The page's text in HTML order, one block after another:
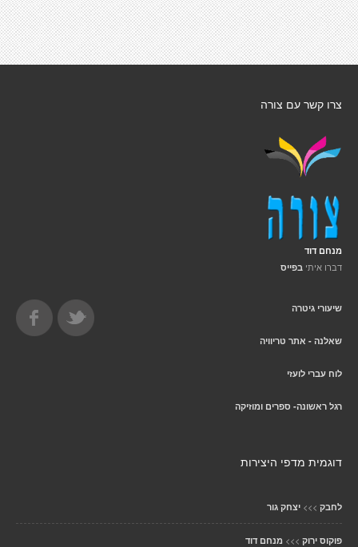
צרו קשר עם צורה
מנחם דוד
דברו איתי בפייס
שיעורי גיטרה
שאלנה - אתר טריוויה
לוח עברי לועזי
רגל ראשונה- ספרים ומוזיקה
דוגמית מדפי היצירות
לחבק >>> יצחק גור
פוקוס ירוק >>> מנחם דוד